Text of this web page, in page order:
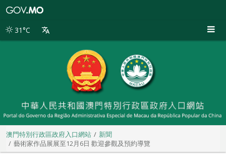
別
31°C
澳門特別行政區政府入口網站
新聞
藝術家作品展展至12月6日 歡迎參觀及預約導覽